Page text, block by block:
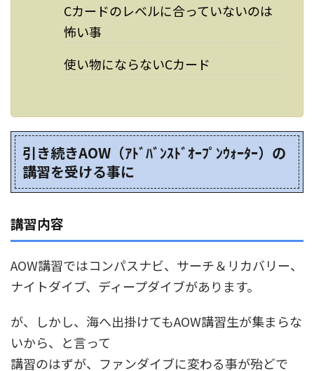
Cカードのレベルに合っていないのは
怖い事
使い物にならないCカード
引き続きAOW（ｱﾄﾞﾊﾞﾝｽﾄﾞｵｰﾌﾟﾝｳｫｰﾀｰ）の
講習を受ける事に
講習内容
AOW講習ではコンパスナビ、サーチ＆リカバリー、
ナイトダイブ、ディープダイブがあります。
が、しかし、海へ出掛けてもAOW講習生が集まらな
いから、と言って
講習のはずが、ファンダイブに変わる事が殆どで